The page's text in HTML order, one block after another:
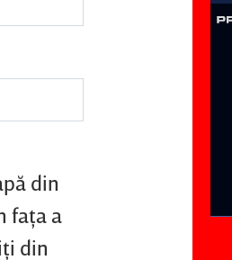
din
faţa a
din
Vs